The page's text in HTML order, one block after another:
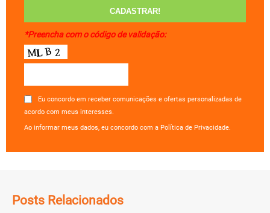
*Preencha com o código de validação:
Eu concordo em receber comunicações e ofertas personalizadas de
acordo com meus interesses.
Ao informar meus dados, eu concordo com a Política de Privacidade.
Posts Relacionados